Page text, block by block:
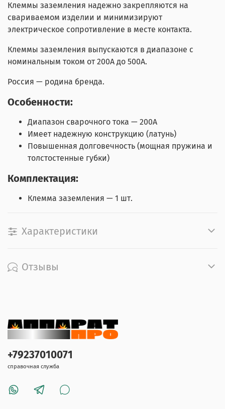
Клеммы заземления надежно закрепляются на
свариваемом изделии и минимизируют
электрическое сопротивление в месте контакта.
Клеммы заземления выпускаются в диапазоне с
номинальным током от 200А до 500А.
Россия — родина бренда.
Особенности:
Диапазон сварочного тока — 200А
Имеет надежную конструкцию (латунь)
Повышенная долговечность (мощная пружина и
толстостенные губки)
Комплектация:
Клемма заземления — 1 шт.
Характеристики
Отзывы
+79237010071
справочная служба